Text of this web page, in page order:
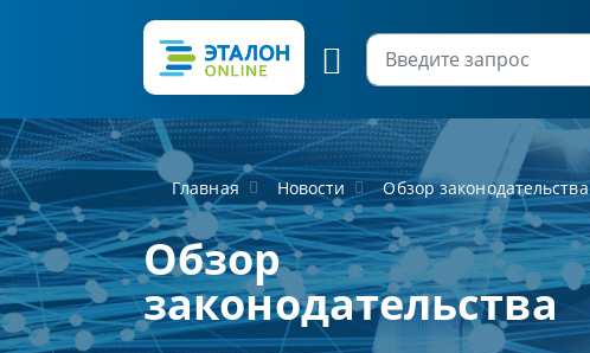
Главная Новости Обзор законодательства
Обзор
законодательства